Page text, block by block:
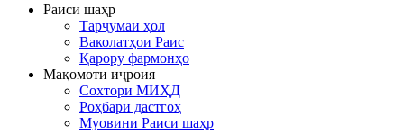
Раиси шаҳр
Тарҷумаи ҳол
Ваколатҳои Раис
Қарору фармонҳо
Мақомоти иҷроия
Сохтори МИҲД
Роҳбари дастгоҳ
Муовини Раиси шаҳр